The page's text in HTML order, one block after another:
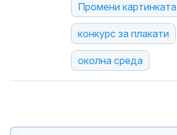
Промени картинката
конкурс за плакати
околна среда